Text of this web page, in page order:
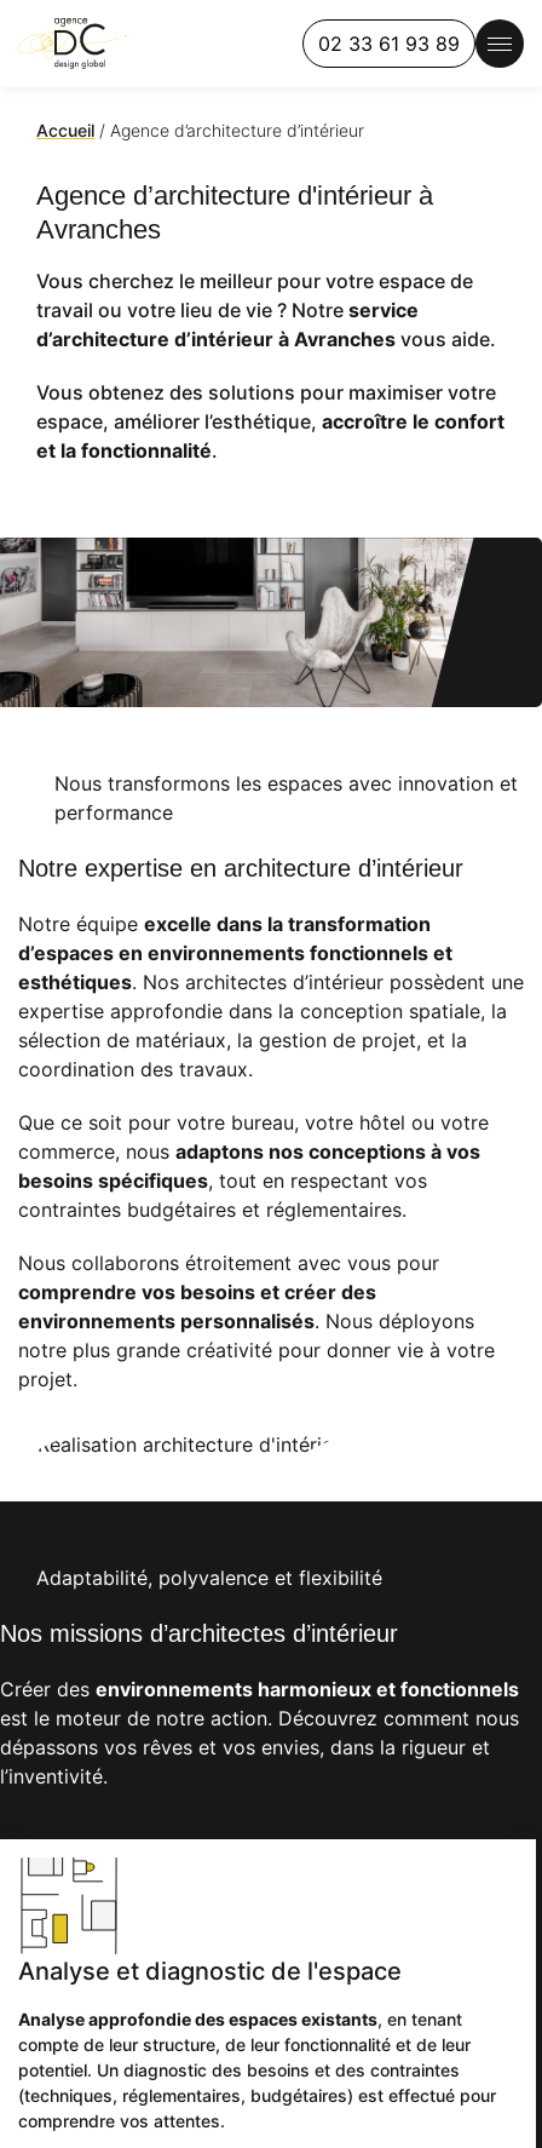
02 33 61 93 89
Accueil / Agence d’architecture d’intérieur
Agence d’architecture d'intérieur à
Avranches
Vous cherchez le meilleur pour votre espace de
travail ou votre lieu de vie ? Notre service
d’architecture d’intérieur à Avranches vous aide.
Vous obtenez des solutions pour maximiser votre
espace, améliorer l’esthétique, accroître le confort
et la fonctionnalité.
Nous transformons les espaces avec innovation et
performance
Notre expertise en architecture d’intérieur
Notre équipe excelle dans la transformation
d’espaces en environnements fonctionnels et
esthétiques. Nos architectes d’intérieur possèdent une
expertise approfondie dans la conception spatiale, la
sélection de matériaux, la gestion de projet, et la
coordination des travaux.
Que ce soit pour votre bureau, votre hôtel ou votre
commerce, nous adaptons nos conceptions à vos
besoins spécifiques, tout en respectant vos
contraintes budgétaires et réglementaires.
Nous collaborons étroitement avec vous pour
comprendre vos besoins et créer des
environnements personnalisés. Nous déployons
notre plus grande créativité pour donner vie à votre
projet.
Adaptabilité, polyvalence et flexibilité
Nos missions d’architectes d’intérieur
Créer des environnements harmonieux et fonctionnels
est le moteur de notre action. Découvrez comment nous
dépassons vos rêves et vos envies, dans la rigueur et
l’inventivité.
Analyse et diagnostic de l'espace
Analyse approfondie des espaces existants, en tenant
compte de leur structure, de leur fonctionnalité et de leur
potentiel. Un diagnostic des besoins et des contraintes
(techniques, réglementaires, budgétaires) est effectué pour
comprendre vos attentes.